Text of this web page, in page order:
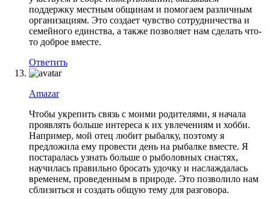
поддержку местным общинам и помогаем различным
организациям. Это создает чувство сотрудничества и
семейного единства, а также позволяет нам сделать что-
то доброе вместе.
Ответить
Amazar
Чтобы укрепить связь с моими родителями, я начала
проявлять больше интереса к их увлечениям и хобби.
Например, мой отец любит рыбалку, поэтому я
предложила ему провести день на рыбалке вместе. Я
постаралась узнать больше о рыболовных снастях,
научилась правильно бросать удочку и наслаждалась
временем, проведенным в природе. Это позволило нам
сблизиться и создать общую тему для разговора.